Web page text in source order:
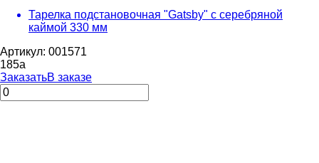
Тарелка подстановочная "Gatsby" c cеребряной
каймой 330 мм
Артикул: 001571
185a
ЗаказатьВ заказе